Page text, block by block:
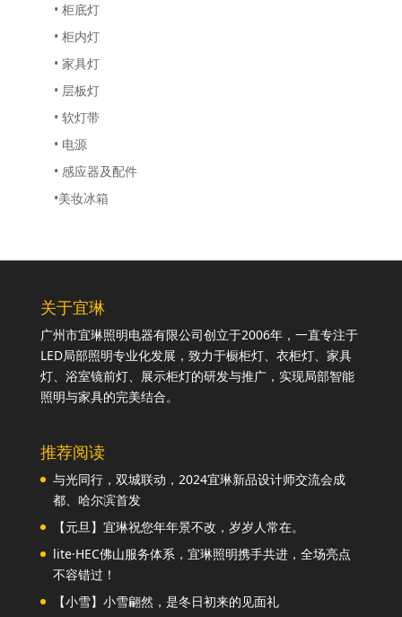
• 柜底灯
• 柜内灯
• 家具灯
• 层板灯
• 软灯带
• 电源
• 感应器及配件
•美妆冰箱
关于宜琳
广州市宜琳照明电器有限公司创立于2006年，一直专注于
LED局部照明专业化发展，致力于橱柜灯、衣柜灯、家具
灯、浴室镜前灯、展示柜灯的研发与推广，实现局部智能
照明与家具的完美结合。
推荐阅读
与光同行，双城联动，2024宜琳新品设计师交流会成
都、哈尔滨首发
【元旦】宜琳祝您年年景不改，岁岁人常在。
lite·HEC佛山服务体系，宜琳照明携手共进，全场亮点
不容错过！
【小雪】小雪翩然，是冬日初来的见面礼